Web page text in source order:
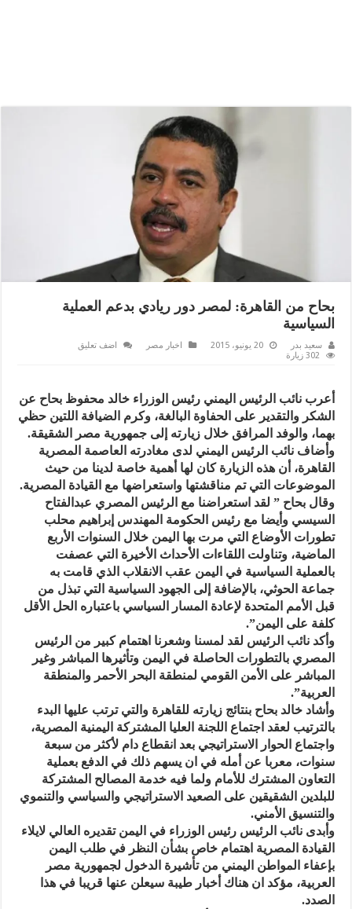
بحاح من القاهرة: لمصر دور ريادي بدعم العملية
السياسية
سعيد بدر 20 يونيو، 2015 اخبار مصر
اضف تعليق
302 زيارة
أعرب نائب الرئيس اليمني رئيس الوزراء خالد محفوظ بحاح عن
الشكر والتقدير على الحفاوة البالغة، وكرم الضيافة اللتين حظي
بهما، والوفد المرافق خلال زيارته إلى جمهورية مصر الشقيقة.
وأضاف نائب الرئيس اليمني لدى مغادرته العاصمة المصرية
القاهرة، أن هذه الزيارة كان لها أهمية خاصة لدينا من حيث
الموضوعات التي تم مناقشتها واستعراضها مع القيادة المصرية.
وقال بحاح ” لقد استعراضنا مع الرئيس المصري عبدالفتاح
السيسي وأيضا مع رئيس الحكومة المهندس إبراهيم محلب
تطورات الأوضاع التي مرت بها اليمن خلال السنوات الأربع
الماضية، وتناولت اللقاءات الأحداث الأخيرة التي عصفت
بالعملية السياسية في اليمن عقب الانقلاب الذي قامت به
جماعة الحوثي، بالإضافة إلى الجهود السياسية التي تبذل من
قبل الأمم المتحدة لإعادة المسار السياسي باعتباره الحل الأقل
كلفة على اليمن”.
وأكد نائب الرئيس لقد لمسنا وشعرنا اهتمام كبير من الرئيس
المصري بالتطورات الحاصلة في اليمن وتأثيرها المباشر وغير
المباشر على الأمن القومي لمنطقة البحر الأحمر والمنطقة
العربية”.
وأشاد خالد بحاح بنتائج زيارته للقاهرة والتي ترتب عليها البدء
بالترتيب لعقد اجتماع اللجنة العليا المشتركة اليمنية المصرية،
واجتماع الحوار الاستراتيجي بعد انقطاع دام لأكثر من سبعة
سنوات، معربا عن أمله في ان يسهم ذلك في الدفع بعملية
التعاون المشترك للأمام ولما فيه خدمة المصالح المشتركة
للبلدين الشقيقين على الصعيد الاستراتيجي والسياسي والتنموي
والتنسيق الأمني.
وأبدى نائب الرئيس رئيس الوزراء في اليمن تقديره العالي لايلاء
القيادة المصرية اهتمام خاص بشأن النظر في طلب اليمن
بإعفاء المواطن اليمني من تأشيرة الدخول لجمهورية مصر
العربية، مؤكد ان هناك أخبار طيبة سيعلن عنها قريبا في هذا
الصدد.